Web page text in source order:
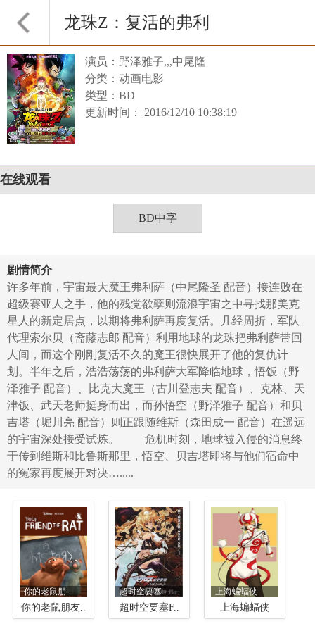
龙珠Z：复活的弗利
萨
演员：野泽雅子,,,中尾隆
分类：动画电影
类型：BD
更新时间： 2016/12/10 10:38:19
在线观看
BD中字
剧情简介
许多年前，宇宙最大魔王弗利萨（中尾隆圣 配音）接连败在
超级赛亚人之手，他的残党欲孽则流浪宇宙之中寻找那美克
星人的新定居点，以期将弗利萨再度复活。几经周折，军队
代理索尔贝（斋藤志郎 配音）利用地球的龙珠把弗利萨带回
人间，而这个刚刚复活不久的魔王很快展开了他的复仇计
划。半年之后，浩浩荡荡的弗利萨大军降临地球，悟饭（野
泽雅子 配音）、比克大魔王（古川登志夫 配音）、克林、天
津饭、武天老师挺身而出，而孙悟空（野泽雅子 配音）和贝
吉塔（堀川亮 配音）则正跟随维斯（森田成一 配音）在遥远
的宇宙深处接受试炼。 危机时刻，地球被入侵的消息终
于传到维斯和比鲁斯那里，悟空、贝吉塔即将与他们宿命中
的冤家再度展开对决….....
你的老鼠朋..
你的老鼠朋友..
超时空要塞..
超时空要塞F..
上海蝙蝠侠
上海蝙蝠侠